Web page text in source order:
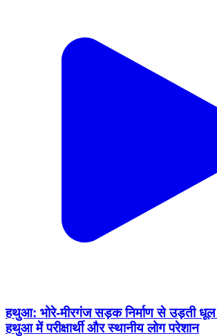
हथुआ: भोरे-मीरगंज सड़क निर्माण से उड़ती धूल
हथुआ में परीक्षार्थी और स्थानीय लोग परेशान